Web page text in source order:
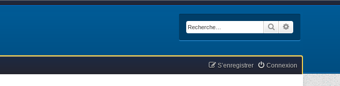
Rechercher
Connexion
S’enregistrer